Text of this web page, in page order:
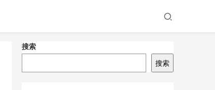
搜索
搜索